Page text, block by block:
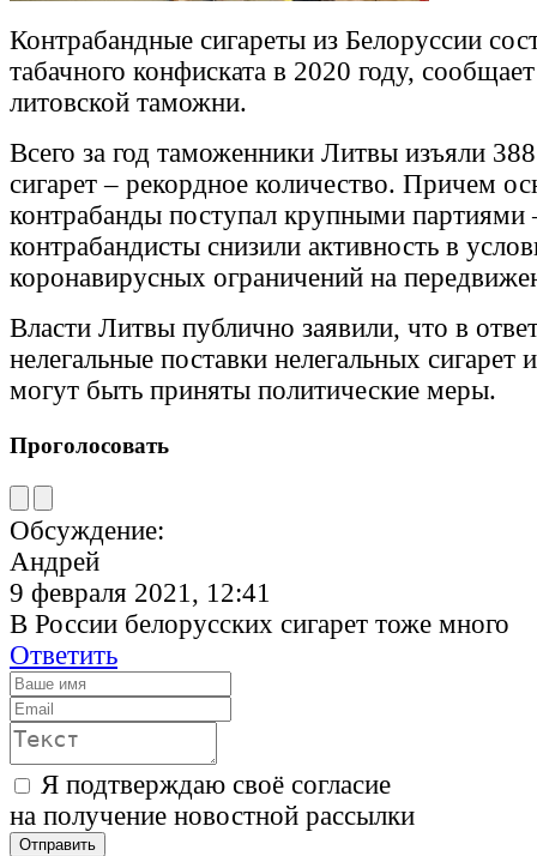
Контрабандные сигареты из Белоруссии
табачного конфиската в 2020 году,
литовской таможни.
Всего за год таможенники Литвы изъяли
сигарет – рекордное количество. Причем
контрабанды поступал крупными партиями
контрабандисты снизили активность в
коронавирусных ограничений на
Власти Литвы публично заявили, что в
нелегальные поставки нелегальных сигарет
могут быть приняты политические меры.
Проголосовать
Обсуждение:
Андрей
9 февраля 2021, 12:41
В России белорусских сигарет тоже много
Ответить
Я подтверждаю своё согласие
на получение новостной рассылки